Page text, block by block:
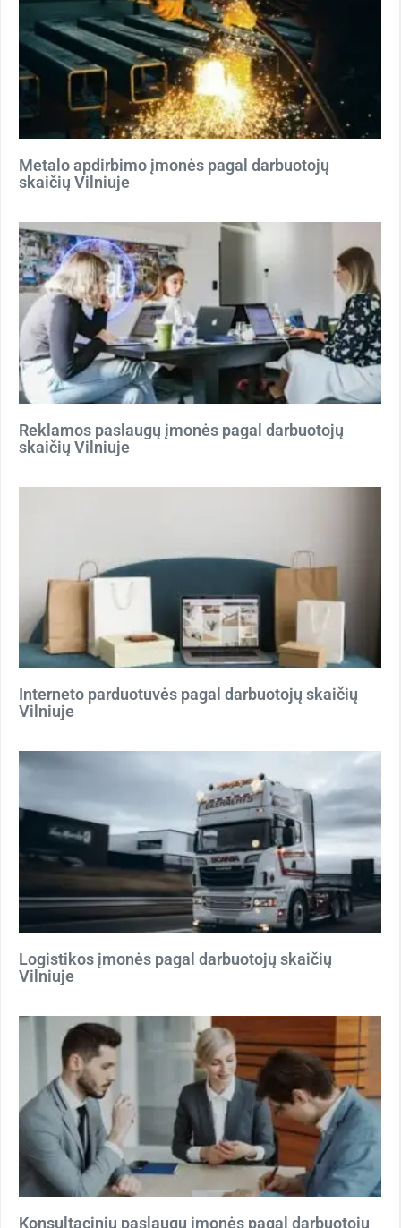
Metalo apdirbimo įmonės pagal darbuotojų
skaičių Vilniuje
Reklamos paslaugų įmonės pagal darbuotojų
skaičių Vilniuje
Interneto parduotuvės pagal darbuotojų skaičių
Vilniuje
Logistikos įmonės pagal darbuotojų skaičių
Vilniuje
Konsultacinių paslaugų įmonės pagal darbuotojų